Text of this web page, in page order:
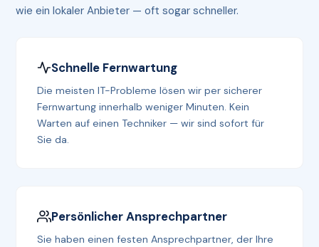
wie ein lokaler Anbieter — oft sogar schneller.
Schnelle Fernwartung
Die meisten IT-Probleme lösen wir per sicherer
Fernwartung innerhalb weniger Minuten. Kein
Warten auf einen Techniker — wir sind sofort für
Sie da.
Persönlicher Ansprechpartner
Sie haben einen festen Ansprechpartner, der Ihre